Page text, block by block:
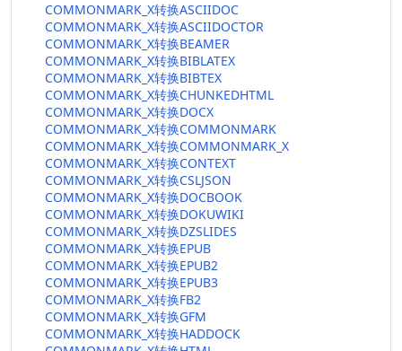
COMMONMARK_X转换ASCIIDOC
COMMONMARK_X转换ASCIIDOCTOR
COMMONMARK_X转换BEAMER
COMMONMARK_X转换BIBLATEX
COMMONMARK_X转换BIBTEX
COMMONMARK_X转换CHUNKEDHTML
COMMONMARK_X转换DOCX
COMMONMARK_X转换COMMONMARK
COMMONMARK_X转换COMMONMARK_X
COMMONMARK_X转换CONTEXT
COMMONMARK_X转换CSLJSON
COMMONMARK_X转换DOCBOOK
COMMONMARK_X转换DOKUWIKI
COMMONMARK_X转换DZSLIDES
COMMONMARK_X转换EPUB
COMMONMARK_X转换EPUB2
COMMONMARK_X转换EPUB3
COMMONMARK_X转换FB2
COMMONMARK_X转换GFM
COMMONMARK_X转换HADDOCK